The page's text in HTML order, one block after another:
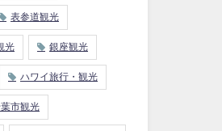
表参道観光
光 銀座観光
ハワイ旅行・観光
市観光